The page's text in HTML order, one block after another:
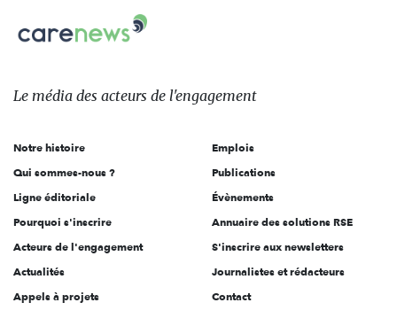
sur:
Le
des
l'engagement
Le média des acteurs de l'engagement
Notre histoire
Qui sommes-nous ?
Ligne éditoriale
Pourquoi s'inscrire
Acteurs de l'engagement
Actualités
Appels à projets
Emplois
Publications
Évènements
Annuaire des solutions RSE
S'inscrire aux newsletters
Journalistes et rédacteurs
Contact